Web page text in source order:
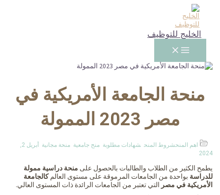
المحتوى
الخليج للتوظيف
منحة الجامعة الأمريكية في
مصر 2023 الممولة
اهم المنحشروط المنح شهادات مطلوبة منح جامعية منحة مجانية
أبريل 2,
2024
يطمح الكثير من الطلاب والطالبات بالحصول على منحة دراسية ممولة
للدراسة بواحدة من الجامعات المرموقة على مستوى العالمكالجامعة
الأمريكية في مصر التي تعتبر من الجامعات الرائدة ذات المستوى العالي.